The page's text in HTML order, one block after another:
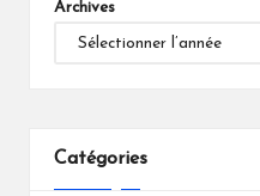
Archives
Catégories